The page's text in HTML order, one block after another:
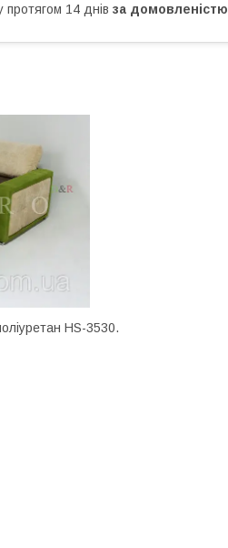
протягом 14 днів за домовленістю
HS-3530.